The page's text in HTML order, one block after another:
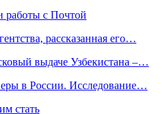
работы с Почтой
рассказанная его…
выдаче Узбекистана –…
в России. Исследование…
стать